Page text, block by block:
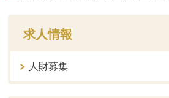
求人情報
人財募集